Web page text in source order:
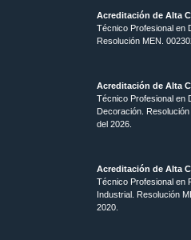
Acreditación de Alta
Técnico Profesional en
Resolución MEN.
Acreditación de Alta
Técnico Profesional en
Decoración. Resolución
del 2026.
Acreditación de Alta
Técnico Profesional en
Industrial. Resolución
2020.